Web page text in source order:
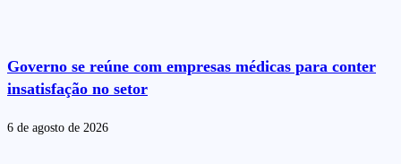
Governo se reúne com empresas médicas para conter
insatisfação no setor
6 de agosto de 2026